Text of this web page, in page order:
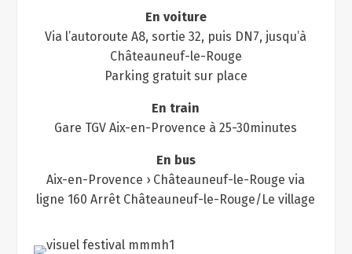
En voiture
Via l’autoroute A8, sortie 32, puis DN7, jusqu’à
Châteauneuf-le-Rouge
Parking gratuit sur place
En train
Gare TGV Aix-en-Provence à 25-30minutes
En bus
Aix-en-Provence › Châteauneuf-le-Rouge via
ligne 160 Arrêt Châteauneuf-le-Rouge/Le village